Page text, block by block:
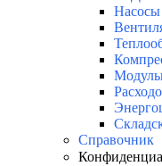
Насосы
Справочник